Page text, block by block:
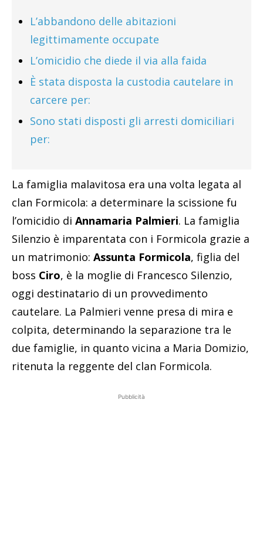
L’abbandono delle abitazioni
legittimamente occupate
L’omicidio che diede il via alla faida
È stata disposta la custodia cautelare in
carcere per:
Sono stati disposti gli arresti domiciliari
per:
La famiglia malavitosa era una volta legata al
clan Formicola: a determinare la scissione fu
l’omicidio di Annamaria Palmieri. La famiglia
Silenzio è imparentata con i Formicola grazie a
un matrimonio: Assunta Formicola, figlia del
boss Ciro, è la moglie di Francesco Silenzio,
oggi destinatario di un provvedimento
cautelare. La Palmieri venne presa di mira e
colpita, determinando la separazione tra le
due famiglie, in quanto vicina a Maria Domizio,
ritenuta la reggente del clan Formicola.
Pubblicità